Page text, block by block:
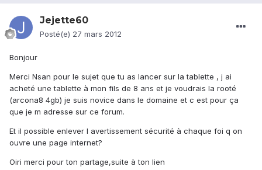
Jejette60
Posté(e) 27 mars 2012
Bonjour
Merci Nsan pour le sujet que tu as lancer sur la tablette , j ai
acheté une tablette à mon fils de 8 ans et je voudrais la rooté
(arcona8 4gb) je suis novice dans le domaine et c est pour ça
que je m adresse sur ce forum.
Et il possible enlever l avertissement sécurité à chaque foi q on
ouvre une page internet?
Oiri merci pour ton partage,suite à ton lien